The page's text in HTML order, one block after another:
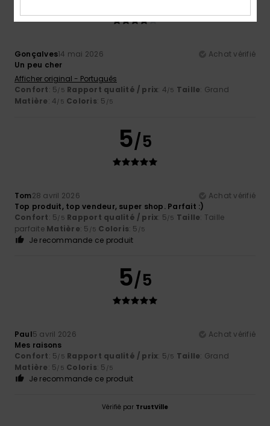
Gonçalves14 mai 2026
Achat vérifié
Un peu cher
Afficher original - Português
Confort: 5/5 Rapport qualité / prix: 4/5 Taille: Grand
Matière: 4/5 Coloris: 5 /5
5/5
Tom28 avril 2026
Achat vérifié
Top produit, top vendeur, super shop. Parfait :)
Confort: 5/5 Rapport qualité / prix: 5/5 Taille: Taille
parfaite Matière: 5 /5 Coloris: 5 /5
Je recommande ce produit
5/5
Paul5 avril 2026
Achat vérifié
Mes raisons
Confort: 5/5 Rapport qualité / prix: 5/5 Taille: Grand
Matière: 5/5 Coloris: 5 /5
Je recommande ce produit
Vérifié par TrustVille